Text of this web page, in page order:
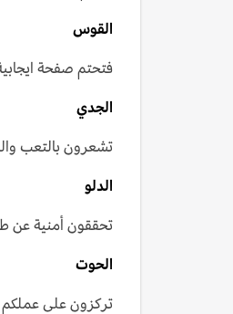
القوس
فتحتم صفحة
الجدي
تشعرون بالتعب
الدلو
تحققون أمنية عن
الحوت
تركزون على عملكم